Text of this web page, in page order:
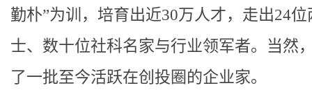
勤朴”为训，培育出近30万人才，走出24位
士、数十位社科名家与行业领军者。当然
了一批至今活跃在创投圈的企业家。